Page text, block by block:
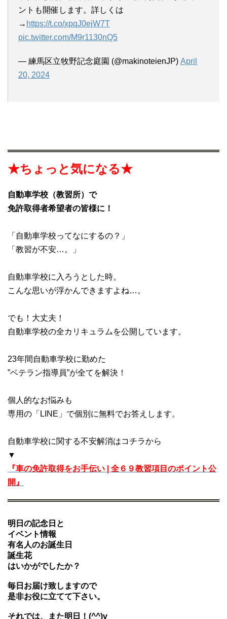
ントも開催します。詳しくは
→ https://t.co/xpqJ0ejW7T
pic.twitter.com/M9r1130nQ5
— 練馬区立牧野記念庭園 (@makinoteienJP) April
20, 2024
★ちょっと気になる★
自動車学校（教習所）で
免許取得者希望者の皆様に！
「自動車学校ってなにするの？」
「教習が不安…。」
自動車学校に入ろうとした時。
こんな思いが浮かんできますよね…。
でも！大丈夫！
自動車学校の全カリキュラムを公開しています。
23年間自動車学校に勤めた
”ベテラン指導員”が全てを解決！
個人的なお悩みも
専用の「LINE」で個別に無料でお答えします。
自動車学校に関する不安解消はコチラから
▼
『車の免許取得をお手伝い | 全６９教習項目のポイント公
開』
明日の記念日と
イベント情報
有名人のお誕生日
誕生花
はいかがでしたか？
毎日お届け致しますので
是非お役に立てて下さい。
それでは、また明日！(^^)v